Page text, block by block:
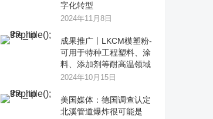
字化转型
2024年11月8日
成果推广丨LKCM模塑粉-
可用于特种工程塑料、涂
料、添加剂等耐高温领域
2024年10月15日
美国媒体：德国调查认定
北溪管道爆炸很可能是